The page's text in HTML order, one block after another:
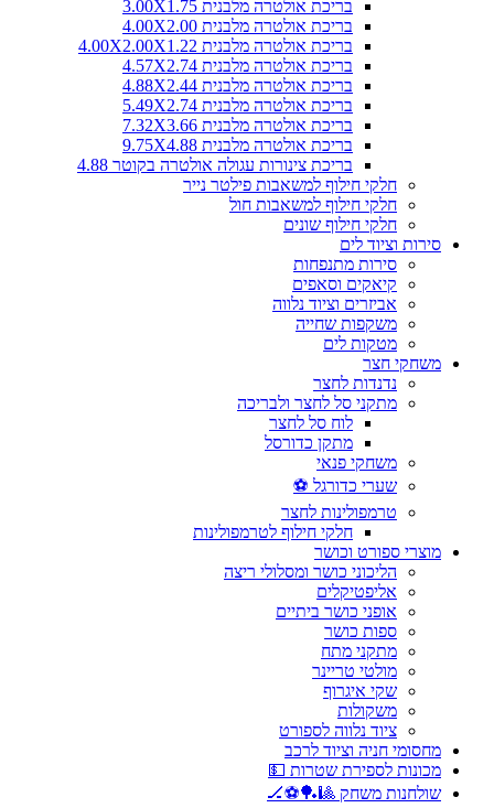
בריכת אולטרה מלבנית 3.00X1.75
בריכת אולטרה מלבנית 4.00X2.00
בריכת אולטרה מלבנית 4.00X2.00X1.22
בריכת אולטרה מלבנית 4.57X2.74
בריכת אולטרה מלבנית 4.88X2.44
בריכת אולטרה מלבנית 5.49X2.74
בריכת אולטרה מלבנית 7.32X3.66
בריכת אולטרה מלבנית 9.75X4.88
בריכת צינורות עגולה אולטרה בקוטר 4.88
חלקי חילוף למשאבות פילטר נייר
חלקי חילוף למשאבות חול
חלקי חילוף שונים
סירות וציוד לים
סירות מתנפחות
קיאקים וסאפים
אביזרים וציוד נלווה
משקפות שחייה
מטקות לים
משחקי חצר
נדנדות לחצר
מתקני סל לחצר ולבריכה
לוח סל לחצר
מתקן כדורסל
משחקי פנאי
שערי כדורגל ⚽
טרמפולינות לחצר
חלקי חילוף לטרמפולינות
מוצרי ספורט וכושר
הליכוני כושר ומסלולי ריצה
אליפטיקלים
אופני כושר ביתיים
ספות כושר
מתקני מתח
מולטי טריינר
שקי איגרוף
משקולות
ציוד נלווה לספורט
מחסומי חניה וציוד לרכב
מכונות לספירת שטרות 💵
שולחנות משחק 🎱🏓⚽🏒